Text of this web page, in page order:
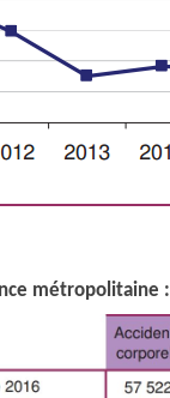
métropolitaine :